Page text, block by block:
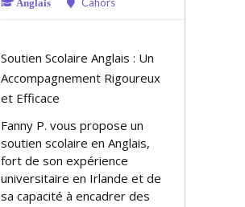
Anglais
Soutien Scolaire Anglais : Un
Accompagnement Rigoureux
et Efficace
Fanny P. vous propose un
soutien scolaire en Anglais,
fort de son expérience
universitaire en Irlande et de
sa capacité à encadrer des